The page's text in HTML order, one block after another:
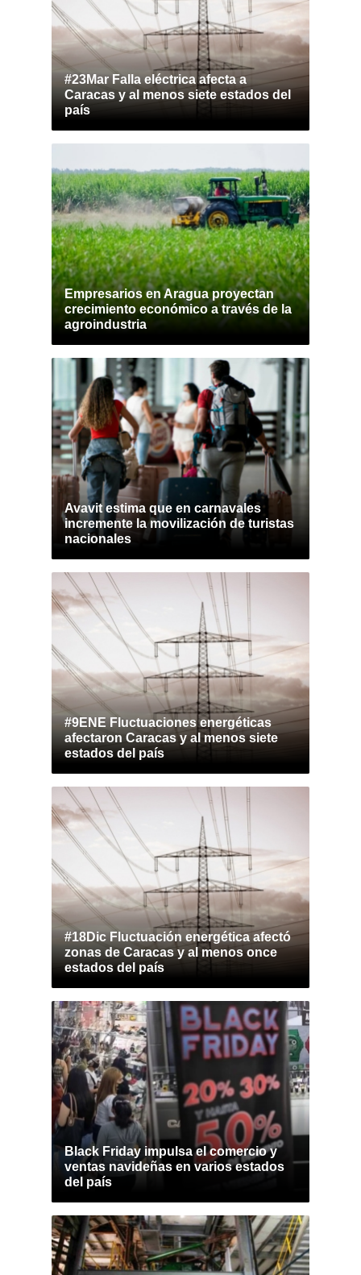
#23Mar Falla eléctrica afecta a
Caracas y al menos siete estados del
país
Empresarios en Aragua proyectan
crecimiento económico a través de la
agroindustria
Avavit estima que en carnavales
incremente la movilización de turistas
nacionales
#9ENE Fluctuaciones energéticas
afectaron Caracas y al menos siete
estados del país
#18Dic Fluctuación energética afectó
zonas de Caracas y al menos once
estados del país
Black Friday impulsa el comercio y
ventas navideñas en varios estados
del país